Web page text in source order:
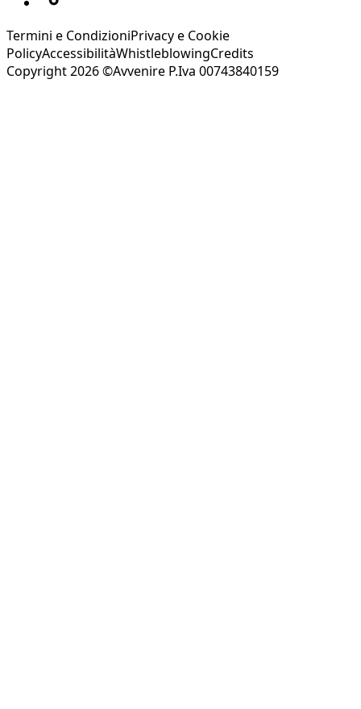
Termini e CondizioniPrivacy e Cookie
PolicyAccessibilitàWhistleblowingCredits
Copyright 2026 ©Avvenire P.Iva 00743840159